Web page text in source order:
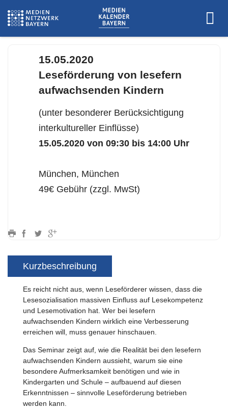
15.05.2020
Leseförderung von lesefern
aufwachsenden Kindern
(unter besonderer Berücksichtigung
interkultureller Einflüsse)
15.05.2020 von 09:30 bis 14:00 Uhr
München, München
49€ Gebühr (zzgl. MwSt)
Kurzbeschreibung
Es reicht nicht aus, wenn Leseförderer wissen, dass die
Lesesozialisation massiven Einfluss auf Lesekompetenz
und Lesemotivation hat. Wer bei lesefern
aufwachsenden Kindern wirklich eine Verbesserung
erreichen will, muss genauer hinschauen.
Das Seminar zeigt auf, wie die Realität bei den lesefern
aufwachsenden Kindern aussieht, warum sie eine
besondere Aufmerksamkeit benötigen und wie in
Kindergarten und Schule – aufbauend auf diesen
Erkenntnissen – sinnvolle Leseförderung betrieben
werden kann.